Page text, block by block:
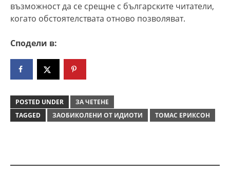
възможност да се срещне с българските читатели,
когато обстоятелствата отново позволяват.
Сподели в:
POSTED UNDER
ЗА ЧЕТЕНЕ
TAGGED
ЗАОБИКОЛЕНИ ОТ ИДИОТИ ТОМАС ЕРИКСОН